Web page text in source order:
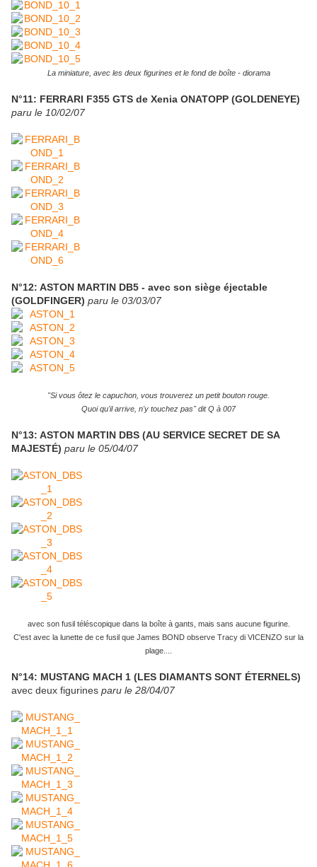
La miniature, avec les deux figurines et le fond de boîte - diorama
N°11: FERRARI F355 GTS de Xenia ONATOPP (GOLDENEYE)
paru le 10/02/07
N°12: ASTON MARTIN DB5 - avec son siège éjectable
(GOLDFINGER) paru le 03/03/07
"Si vous ôtez le capuchon, vous trouverez un petit bouton rouge.
Quoi qu'il arrive, n'y touchez pas" dit Q à 007
N°13: ASTON MARTIN DBS (AU SERVICE SECRET DE SA
MAJESTÉ) paru le 05/04/07
avec son fusil téléscopique dans la boîte à gants, mais sans aucune figurine.
C'est avec la lunette de ce fusil que James BOND observe Tracy di VICENZO sur la
plage....
N°14: MUSTANG MACH 1 (LES DIAMANTS SONT ÉTERNELS)
avec deux figurines paru le 28/04/07